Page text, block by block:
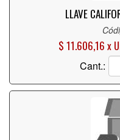
LLAVE
$ 11.606,16 x
Cant.: